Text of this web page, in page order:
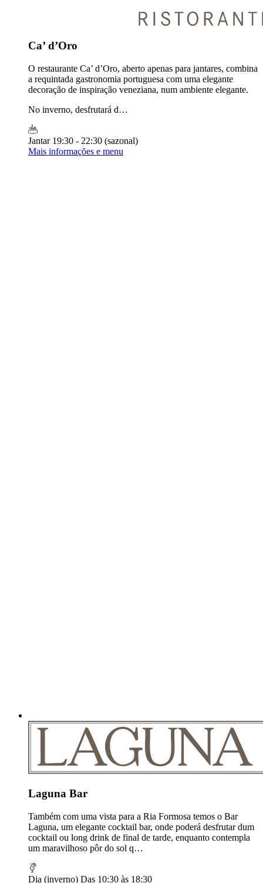
Ca’ d’Oro
O restaurante Ca’ d’Oro, aberto apenas para jantares, combina
a requintada gastronomia portuguesa com uma elegante
decoração de inspiração veneziana, num ambiente elegante.
No inverno, desfrutará d…
Jantar 19:30 - 22:30 (sazonal)
Mais informações e menu
Laguna Bar
Também com uma vista para a Ria Formosa temos o Bar
Laguna, um elegante cocktail bar, onde poderá desfrutar dum
cocktail ou long drink de final de tarde, enquanto contempla
um maravilhoso pôr do sol q…
Dia (inverno) Das 10:30 às 18:30